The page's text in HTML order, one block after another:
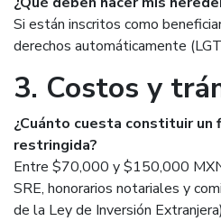
Si están inscritos como
derechos automáticamente
3. Costos y
¿Cuánto cuesta constituir un
restringida?
Entre $70,000 y $150,000
SRE, honorarios notariales y
de la Ley de Inversión